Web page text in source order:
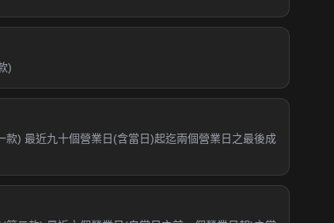
)
) 最近九十個營業日(含當日)起迄兩個營業日之最後成